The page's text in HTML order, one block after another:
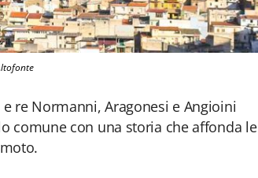
re Normanni, Aragonesi e Angioini
comune con una storia che affonda le